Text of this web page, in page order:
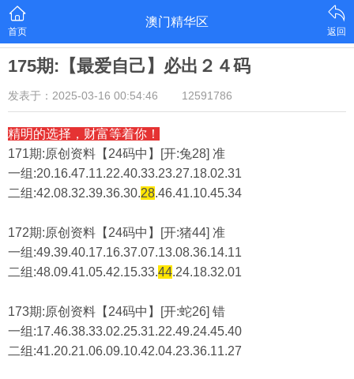
首页
澳门精华区
返回
175期:【最爱自己】必出２４码
发表于：2025-03-16 00:54:46 12591786
精明的选择，财富等着你！
171期:原创资料【24码中】[开:兔28] 准
一组:20.16.47.11.22.40.33.23.27.18.02.31
二组:42.08.32.39.36.30.28.46.41.10.45.34
172期:原创资料【24码中】[开:猪44] 准
一组:49.39.40.17.16.37.07.13.08.36.14.11
二组:48.09.41.05.42.15.33.44.24.18.32.01
173期:原创资料【24码中】[开:蛇26] 错
一组:17.46.38.33.02.25.31.22.49.24.45.40
二组:41.20.21.06.09.10.42.04.23.36.11.27